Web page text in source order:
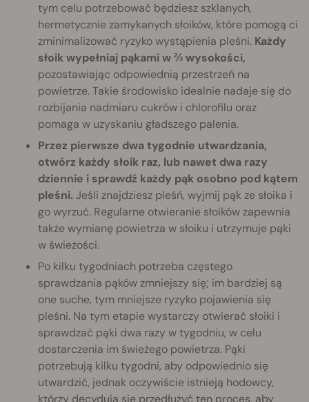
tym celu potrzebować będziesz szklanych,
hermetycznie zamykanych słoików, które pomogą ci
zminimalizować ryzyko wystąpienia pleśni. Każdy
słoik wypełniaj pąkami w ⅔ wysokości,
pozostawiając odpowiednią przestrzeń na
powietrze. Takie środowisko idealnie nadaje się do
rozbijania nadmiaru cukrów i chlorofilu oraz
pomaga w uzyskaniu gładszego palenia.
Przez pierwsze dwa tygodnie utwardzania,
otwórz każdy słoik raz, lub nawet dwa razy
dziennie i sprawdź każdy pąk osobno pod kątem
pleśni. Jeśli znajdziesz pleśń, wyjmij pąk ze słoika i
go wyrzuć. Regularne otwieranie słoików zapewnia
także wymianę powietrza w słoiku i utrzymuje pąki
w świeżości.
Po kilku tygodniach potrzeba częstego
sprawdzania pąków zmniejszy się; im bardziej są
one suche, tym mniejsze ryzyko pojawienia się
pleśni. Na tym etapie wystarczy otwierać słoiki i
sprawdzać pąki dwa razy w tygodniu, w celu
dostarczenia im świeżego powietrza. Pąki
potrzebują kilku tygodni, aby odpowiednio się
utwardzić, jednak oczywiście istnieją hodowcy,
którzy decydują się przedłużyć ten proces, aby